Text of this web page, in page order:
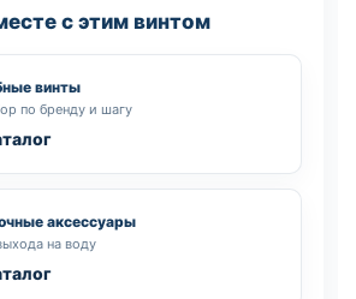
с этим винтом
винты
по бренду и шагу
аксессуары
на воду